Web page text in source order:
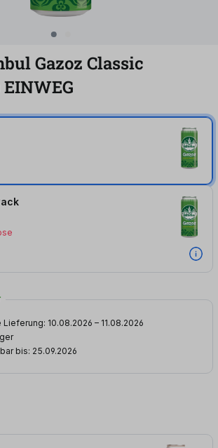
Gazoz Classic
EINWEG
10.08.2026 – 11.08.2026
bis: 25.09.2026